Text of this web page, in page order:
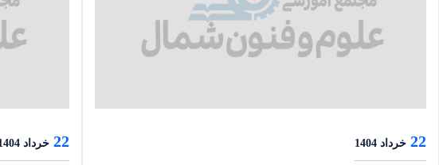
22 خرداد 1404 22 خرداد 1404